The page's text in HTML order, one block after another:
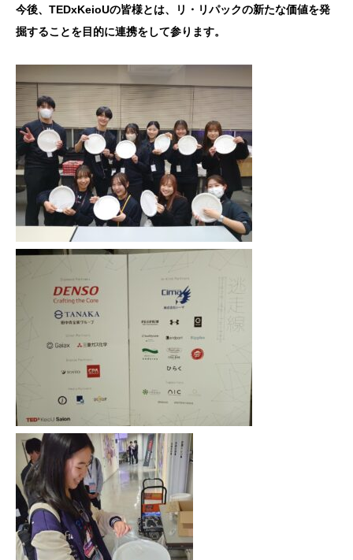
今後、 TEDxKeioUの皆様とは、リ・リパックの新たな価値を発
掘することを目的に連携をして参ります。